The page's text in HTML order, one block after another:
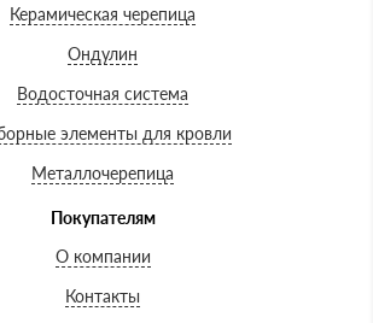
Керамическая черепица
Ондулин
Водосточная система
элементы для кровли
Металлочерепица
Покупателям
О компании
Контакты